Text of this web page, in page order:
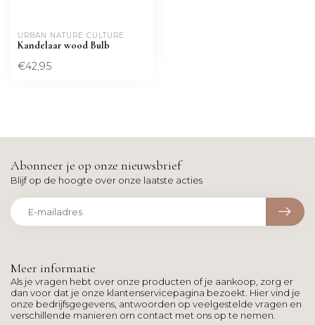
URBAN NATURE CULTURE
Kandelaar wood Bulb
€42,95
Meer informatie
Als je vragen hebt over onze producten of je aankoop, zorg er
dan voor dat je onze klantenservicepagina bezoekt. Hier vind je
onze bedrijfsgegevens, antwoorden op veelgestelde vragen en
verschillende manieren om contact met ons op te nemen.
Abonneer je op onze nieuwsbrief
Blijf op de hoogte over onze laatste acties